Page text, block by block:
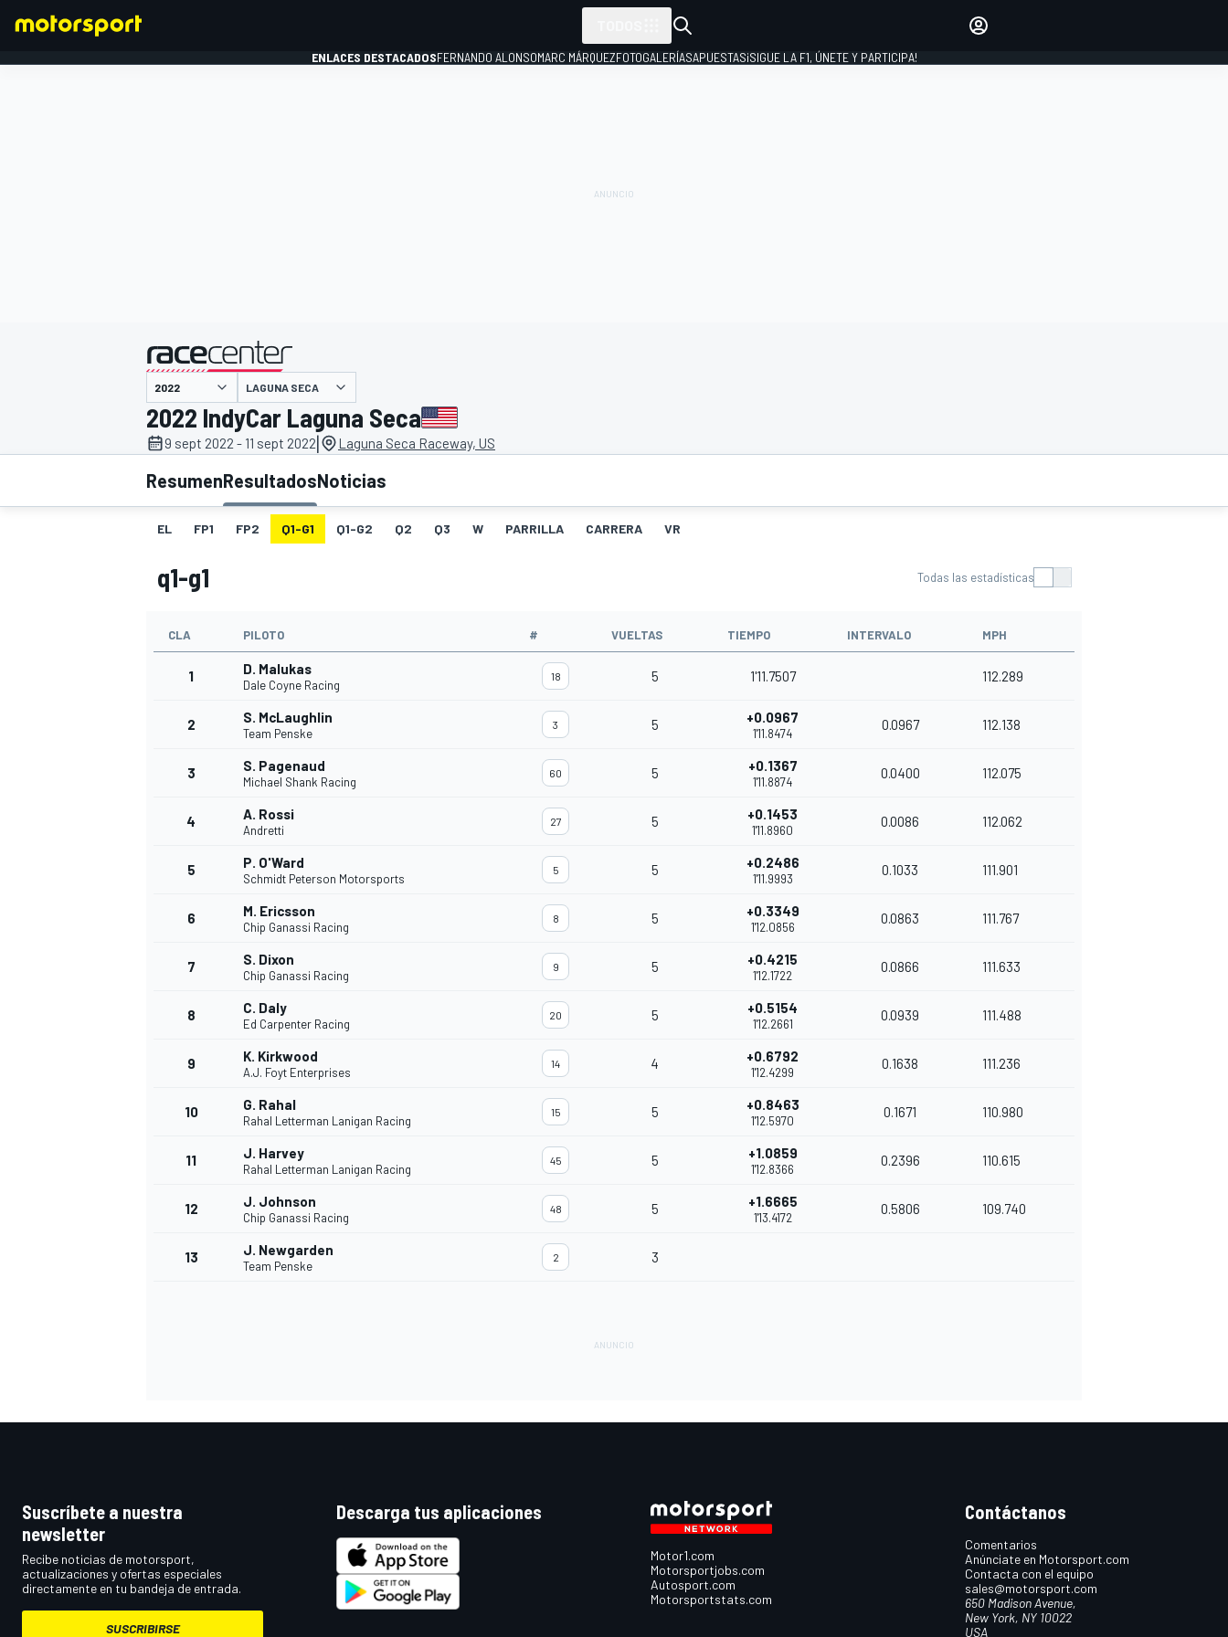
INDYCAR WRC
ENLACES DESTACADOSFERNANDO ALONSOMARC MÁRQUEZFOTOGALERÍASAPUESTAS¡SIGUE LA F1, ÚNETE Y PARTICIPA!
presentado por
LAGUNA SECA
2022 IndyCar Laguna Seca
9 sept 2022 - 11 sept 2022| Laguna Seca Raceway, US
ResumenResultadosNoticias
EL FP1 FP2 Q1-G1 Q1-G2 Q2 Q3 W PARRILLA CARRERA VR
q1-g1 Todas las estadísticas
CLA PILOTO # VUELTAS TIEMPO INTERVALO MPH
1 D. Malukas
Dale Coyne Racing
18 5 1'11.7507 112.289
2 S. McLaughlin
Team Penske
3 5 +0.0967
1'11.8474
0.0967 112.138
3 S. Pagenaud
Michael Shank Racing
60 5 +0.1367
1'11.8874
0.0400 112.075
4 A. Rossi
Andretti
27 5 +0.1453
1'11.8960
0.0086 112.062
5 P. O'Ward
Schmidt Peterson Motorsports
5 5 +0.2486
1'11.9993
0.1033 111.901
6 M. Ericsson
Chip Ganassi Racing
8 5 +0.3349
1'12.0856
0.0863 111.767
7 S. Dixon
Chip Ganassi Racing
9 5 +0.4215
1'12.1722
0.0866 111.633
8 C. Daly
Ed Carpenter Racing
20 5 +0.5154
1'12.2661
0.0939 111.488
9 K. Kirkwood
A.J. Foyt Enterprises
14 4 +0.6792
1'12.4299
0.1638 111.236
10 G. Rahal
Rahal Letterman Lanigan Racing
15 5 +0.8463
1'12.5970
0.1671 110.980
11 J. Harvey
Rahal Letterman Lanigan Racing
45 5 +1.0859
1'12.8366
0.2396 110.615
12 J. Johnson
Chip Ganassi Racing
48 5 +1.6665
1'13.4172
0.5806 109.740
13 J. Newgarden
Team Penske
2 3
Suscríbete a nuestra
newsletter
Recibe noticias de motorsport,
actualizaciones y ofertas especiales
directamente en tu bandeja de entrada.
SUSCRIBIRSE
Descarga tus aplicaciones
Motor1.com
Motorsportjobs.com
Autosport.com
Motorsportstats.com
Contáctanos
Comentarios
Anúnciate en Motorsport.com
Contacta con el equipo
sales@motorsport.com
650 Madison Avenue,
New York, NY 10022
USA